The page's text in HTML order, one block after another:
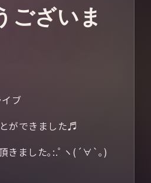
ございま
ブ
ができました♬
きました｡:.ﾟヽ(´∀`｡)